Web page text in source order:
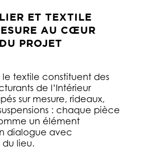
ET TEXTILE
AU CŒUR
DU PROJET
le textile constituent des
de l’Intérieur
sur mesure, rideaux,
: chaque pièce
un élément
dialogue avec
du lieu.